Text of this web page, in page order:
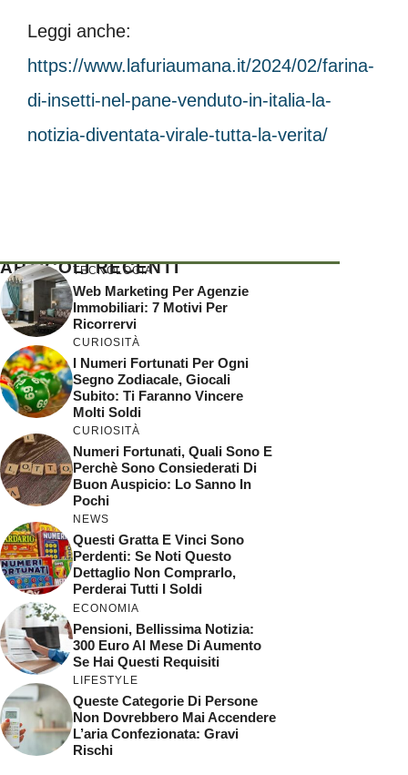
Leggi anche:
https://www.lafuriaumana.it/2024/02/farina-
di-insetti-nel-pane-venduto-in-italia-la-
notizia-diventata-virale-tutta-la-verita/
ARTICOLI RECENTI
TECNOLOGIA
Web Marketing Per Agenzie
Immobiliari: 7 Motivi Per
Ricorrervi
CURIOSITÀ
I Numeri Fortunati Per Ogni
Segno Zodiacale, Giocali
Subito: Ti Faranno Vincere
Molti Soldi
CURIOSITÀ
Numeri Fortunati, Quali Sono E
Perchè Sono Consiederati Di
Buon Auspicio: Lo Sanno In
Pochi
NEWS
Questi Gratta E Vinci Sono
Perdenti: Se Noti Questo
Dettaglio Non Comprarlo,
Perderai Tutti I Soldi
ECONOMIA
Pensioni, Bellissima Notizia:
300 Euro Al Mese Di Aumento
Se Hai Questi Requisiti
LIFESTYLE
Queste Categorie Di Persone
Non Dovrebbero Mai Accendere
L’aria Confezionata: Gravi
Rischi